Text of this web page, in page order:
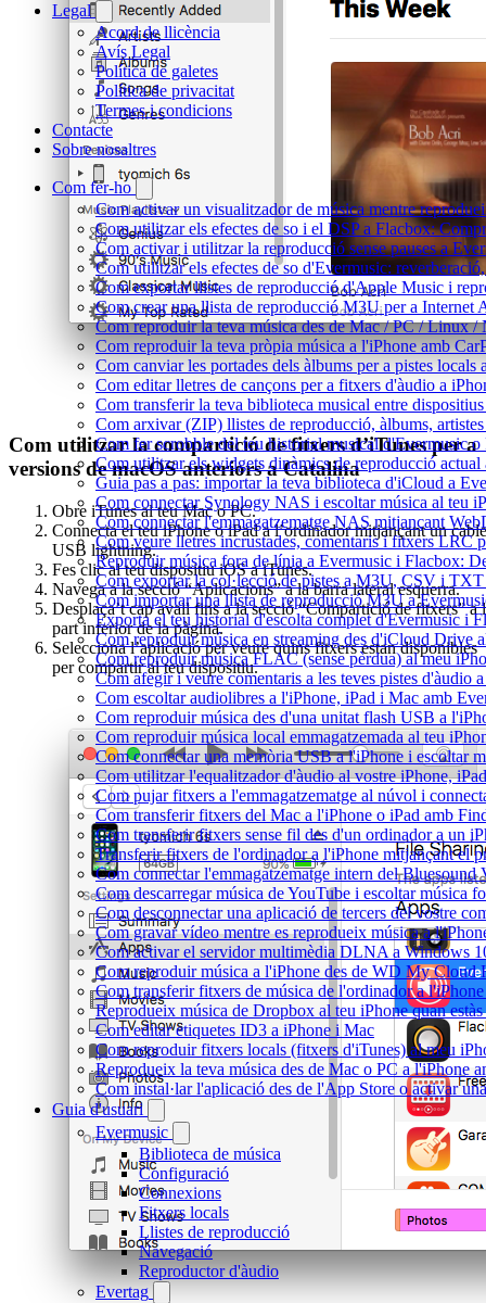
Legal
Acord de llicència
Avís Legal
Política de galetes
Política de privacitat
Termes i condicions
Contacte
Sobre nosaltres
Com fer-ho
Com activar un visualitzador de música mentre
Com utilitzar els efectes de so i el DSP a Flacbox:
Com activar i utilitzar la reproducció sense pauses a
Com utilitzar els efectes de so d'Evermusic:
Com exportar llistes de reproducció d'Apple Music i
Com crear una llista de reproducció M3U per a
Com reproduir la teva música des de Mac / PC /
Com reproduir la teva pròpia música a l'iPhone amb
Com canviar les portades dels àlbums per a pistes
Com editar lletres de cançons per a fitxers d'àudio a
Com transferir la teva biblioteca musical entre
Com arxivar (ZIP) llistes de reproducció, àlbums,
Com fer scrobble del teu historial musical d'Evermusic
Com utilitzar els widgets dinàmics de reproducció
Guia pas a pas: importar la teva biblioteca d'iCloud a
Com connectar Synology NAS i escoltar música al teu
Com connectar l'emmagatzematge NAS mitjançant
Com veure lletres incrustades, comentaris i fitxers LRC
Reproduir música fora de línia a Evermusic i Flacbox:
Com exportar la col·lecció de pistes a M3U, CSV i
Com importar una llista de reproducció M3U a
Exporta el teu historial d'escolta complet d'Evermusic i
Com reproduir música en streaming des d'iCloud Drive
Com reproduir música FLAC (sense pèrdua) al meu
Com afegir i veure comentaris a les teves pistes
Com escoltar audiolibres a l'iPhone, iPad i Mac amb
Com reproduir música des d'una unitat flash USB a
Com reproduir música local emmagatzemada al teu
Com connectar una memòria USB a l'iPhone i escoltar
Com utilitzar l'equalitzador d'àudio al vostre iPhone,
Com pujar fitxers a l'emmagatzematge al núvol i
Com transferir fitxers del Mac a l'iPhone o iPad amb
Com transferir fitxers sense fil des d'un ordinador a un
Transferir fitxers de l'ordinador a l'iPhone mitjançant el
Com connectar l'emmagatzematge intern del
Com descarregar música de YouTube i escoltar música
Com desconnectar una aplicació de tercers del vostre
Com gravar vídeo mentre es reprodueix música a
Com activar el servidor multimèdia DLNA a Windows
Com reproduir música a l'iPhone des de WD My Cloud
Com transferir fitxers de música de l'ordinador a
Reprodueix música de Dropbox al teu iPhone quan
Com editar etiquetes ID3 a iPhone i Mac
Com reproduir fitxers locals (fitxers d'iTunes) al meu
Reprodueix la teva música des de Mac o PC a l'iPhone
Com instal·lar l'aplicació des de l'App Store o activar
Guia d'usuari
Evermusic
Biblioteca de música
Configuració
Connexions
Fitxers locals
Llistes de reproducció
Navegació
Reproductor d'àudio
Evertag
Com utilitzar la compartició de fitxers d’iTunes per a
versions de macOS anteriors a Catalina
Obre iTunes al teu Mac o PC.
Connecta el teu iPhone o iPad a l’ordinador mitjançant un cable
USB lightning.
Fes clic al teu dispositiu iOS a iTunes.
Navega a la secció “Aplicacions” a la barra lateral esquerra.
Desplaça’t cap avall fins a la secció “Compartició de fitxers” a
part inferior de la pàgina.
Selecciona l’aplicació per veure quins fitxers estan disponibles
per compartir al teu dispositiu.